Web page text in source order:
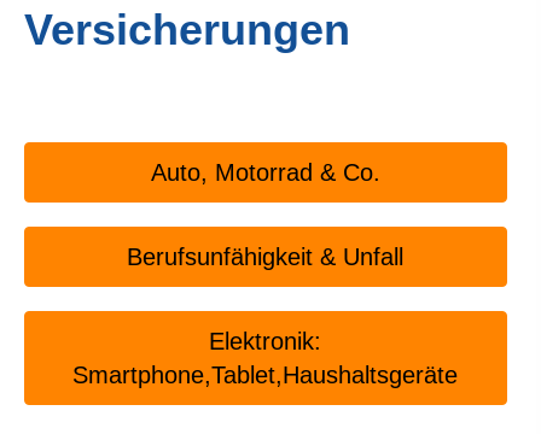
Versicherungen
Auto, Motorrad & Co.
Berufs­unfähig­keit & Unfall
Elektronik:
Smartphone,Tablet,Haushaltsgeräte